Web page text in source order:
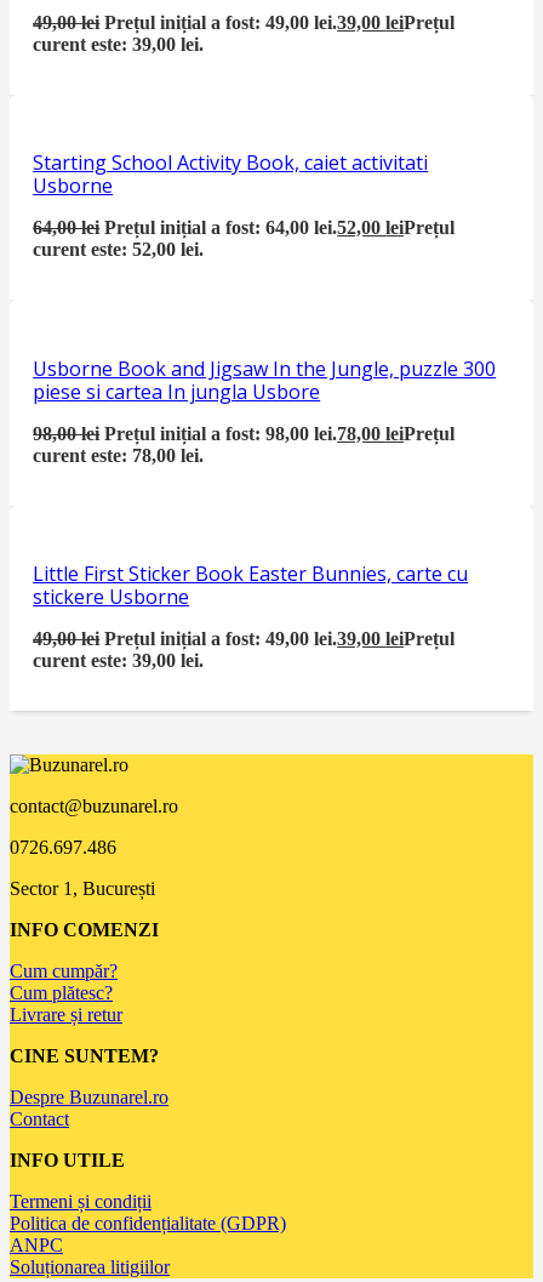
49,00lei Prețul inițial a fost: 49,00 lei.39,00leiPrețul
curent este: 39,00 lei.
Starting School Activity Book, caiet activitati
Usborne
64,00lei Prețul inițial a fost: 64,00 lei.52,00leiPrețul
curent este: 52,00 lei.
Usborne Book and Jigsaw In the Jungle, puzzle 300
piese si cartea In jungla Usbore
98,00lei Prețul inițial a fost: 98,00 lei.78,00leiPrețul
curent este: 78,00 lei.
Little First Sticker Book Easter Bunnies, carte cu
stickere Usborne
49,00lei Prețul inițial a fost: 49,00 lei.39,00leiPrețul
curent este: 39,00 lei.
contact@buzunarel.ro
0726.697.486
Sector 1, București
INFO COMENZI
Cum cumpăr?
Cum plătesc?
Livrare și retur
CINE SUNTEM?
Despre Buzunarel.ro
Contact
INFO UTILE
Termeni și condiții
Politica de confidențialitate (GDPR)
ANPC
Soluționarea litigiilor